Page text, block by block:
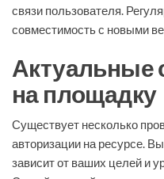
связи пользователя.
совместимость с новыми
Актуальные
на площадку
Существует несколько
авторизации на ресурсе.
зависит от ваших целей и